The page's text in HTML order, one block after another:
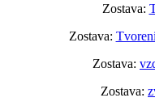
Zostava:
Zostava:
Zostava:
Zostava: